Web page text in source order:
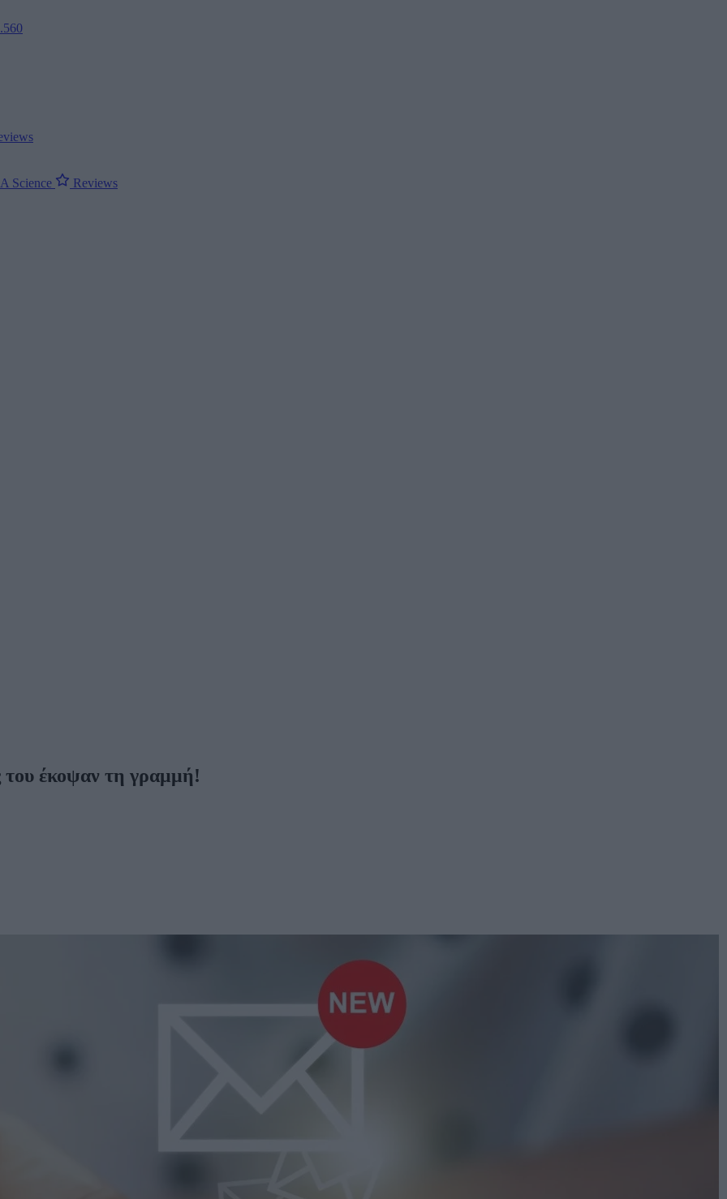
Science Reviews
έκοψαν τη γραμμή!